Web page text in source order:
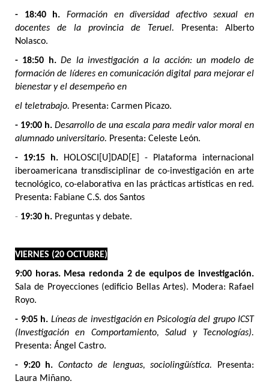
- 18:40 h. Formación en diversidad afectivo sexual en
docentes de la provincia de Teruel.
Presenta: Alberto
Nolasco.
- 18:50 h.De la investigación a la acción: un modelo de
formación de líderes en comunicación digital para mejorar el
bienestar y el desempeño en
el teletrabajo. Presenta: Carmen Picazo.
- 19:00 h. Desarrollo de una escala para medir valor moral en
alumnado universitario. Presenta: Celeste León.
- 19:15 h.
HOLOSCI[U]DAD[E] - Plataforma internacional
iberoamericana transdisciplinar de co-investigación en arte
tecnológico, co-elaborativa en las prácticas artísticas en red.
Presenta: Fabiane C.S. dos Santos
- 19:30 h. Preguntas y debate.
VIERNES (20 OCTUBRE)
9:00 horas. Mesa redonda 2 de equipos de investigación.
Sala de Proyecciones (edificio Bellas Artes). Modera: Rafael
Royo.
- 9:05 h. Líneas de investigación en Psicología del grupo ICST
(Investigación en Comportamiento, Salud y Tecnologías).
Presenta: Ángel Castro.
- 9:20 h.Contacto de lenguas, sociolingüística.
Presenta:
Laura Miñano.